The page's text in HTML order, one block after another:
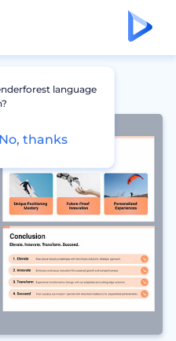
language
No, thanks